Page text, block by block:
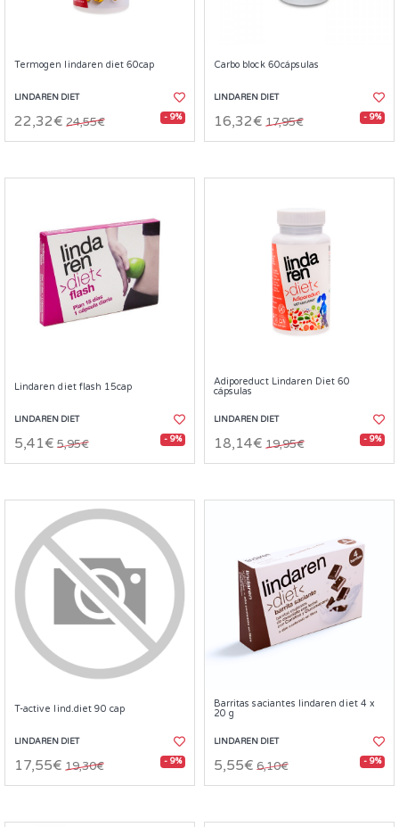
Termogen lindaren diet 60cap
LINDAREN DIET
22,32€ 24,55€ - 9%
Carbo block 60cápsulas
LINDAREN DIET
16,32€ 17,95€ - 9%
Lindaren diet flash 15cap
LINDAREN DIET
5,41€ 5,95€ - 9%
Adiporeduct Lindaren Diet 60
cápsulas
LINDAREN DIET
18,14€ 19,95€ - 9%
T-active lind.diet 90 cap
LINDAREN DIET
17,55€ 19,30€ - 9%
Barritas saciantes lindaren diet 4 x
20 g
LINDAREN DIET
5,55€ 6,10€ - 9%